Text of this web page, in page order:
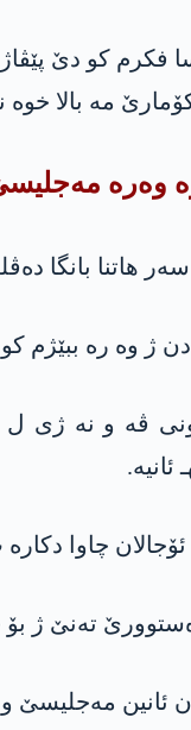
فکرم کو دێ
مە بالا خوە
وەرە
هاتنا بانگا
دن ژ وە رە ببێژم
چاوا
تەنێ ژ
ئانین مەجلیسێ